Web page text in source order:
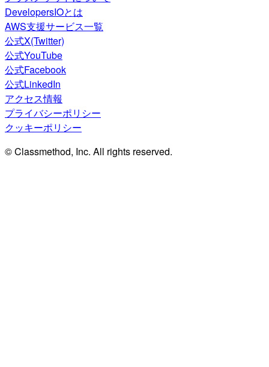
DevelopersIOとは
AWS支援サービス一覧
公式X(Twitter)
公式YouTube
公式Facebook
公式LinkedIn
アクセス情報
プライバシーポリシー
クッキーポリシー
© Classmethod, Inc. All rights reserved.